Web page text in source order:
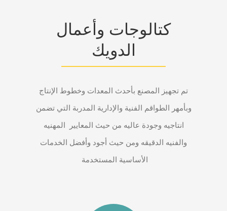
كتالوجات وأعمال
الدويك
تم تجهيز المصنع بأحدث المعدات وخطوط الإنتاج
وبأمهر الطواقم الفنية والإدارية المدربة التي تضمن
انتاجيه وجودة عاليه من حيث المعايير
المهنيه
والفنيه الدقيقه ومن حيث أجود وأفضل الخدمات
الأساسية المستخدمة